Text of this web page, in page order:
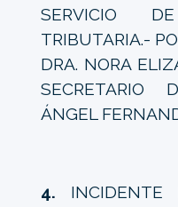
SERVICIO
TRIBUTARIA.-
DRA. NORA
SECRETARIO
ÁNGEL
4. INCIDENTE